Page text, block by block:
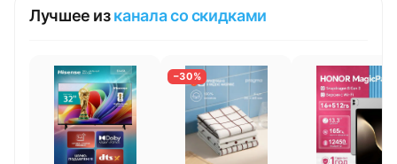
Лучшее изканала со скидками
−30%